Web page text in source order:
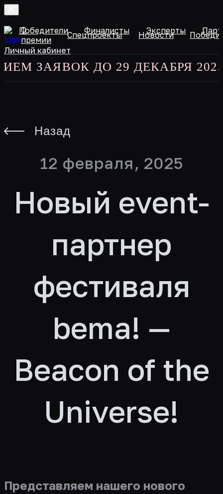
О
премии
Спецпроекты Новости
ЗАЯВОК ДО 29 ДЕКАБРЯ 2025
Победители Финалисты Эксперты
Личный кабинет
Назад
12 февраля, 2025
Новый event-
партнер
фестиваля
bema! —
Beacon of the
Universe!
Представляем нашего нового